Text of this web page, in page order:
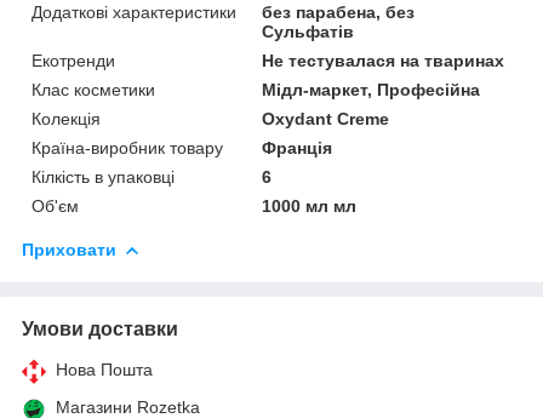
Додаткові характеристики
без парабена, без
Сульфатів
Екотренди
Не тестувалася на тваринах
Клас косметики
Мідл-маркет, Професійна
Колекція
Oxydant Creme
Країна-виробник товару
Франція
Кілкість в упаковці
6
Об'єм
1000 мл мл
Приховати
Умови доставки
Нова Пошта
Магазини Rozetka